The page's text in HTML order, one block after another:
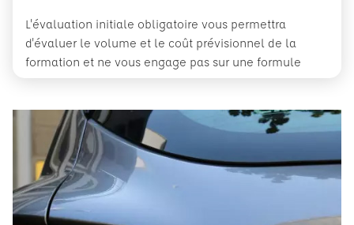
L'évaluation initiale obligatoire vous permettra
d'évaluer le volume et le coût prévisionnel de la
formation et ne vous engage pas sur une formule